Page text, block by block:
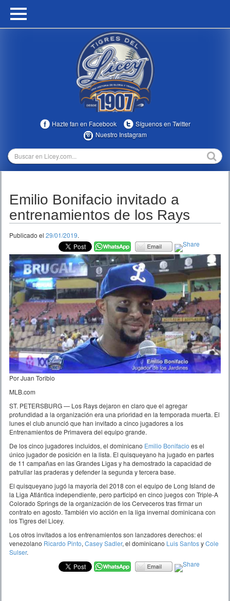
HOME
MULTIMEDIA
TEMPORADAS
Hazte fan en Facebook
Síguenos en Twitter
Nuestro Instagram
Emilio Bonifacio invitado a
entrenamientos de los Rays
Publicado el 29/01/2019.
Por Juan Toribio
MLB.com
ST. PETERSBURG — Los Rays dejaron en claro que el agregar
profundidad a la organización era una prioridad en la temporada muerta. El
lunes el club anunció que han invitado a cinco jugadores a los
Entrenamientos de Primavera del equipo grande.
De los cinco jugadores incluidos, el dominicano Emilio Bonifacio es el
único jugador de posición en la lista. El quisqueyano ha jugado en partes
de 11 campañas en las Grandes Ligas y ha demostrado la capacidad de
patrullar las praderas y defender la segunda y tercera base.
El quisqueyano jugó la mayoría del 2018 con el equipo de Long Island de
la Liga Atlántica independiente, pero participó en cinco juegos con Triple-A
Colorado Springs de la organización de los Cerveceros tras firmar un
contrato en agosto. También vio acción en la liga invernal dominicana con
los Tigres del Licey.
Los otros invitados a los entrenamientos son lanzadores derechos: el
venezolano Ricardo Pinto, Casey Sadler, el dominicano Luis SantosyCole
Sulser.